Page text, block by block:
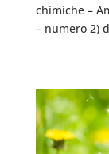
chimiche –
– numero 2)